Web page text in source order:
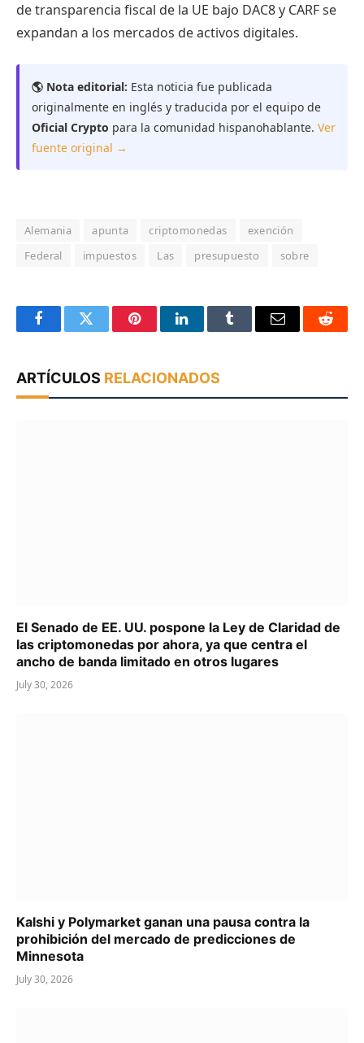
de transparencia fiscal de la UE bajo DAC8 y CARF se
expandan a los mercados de activos digitales.
🌎 Nota editorial: Esta noticia fue publicada
originalmente en inglés y traducida por el equipo de
Oficial Crypto para la comunidad hispanohablante. Ver
fuente original →
Alemania apunta criptomonedas
exención
Federal
impuestos Las presupuesto sobre
FacebookTwitter PinterestLinkedInTumblr Email Reddit
ARTÍCULOS RELACIONADOS
El Senado de EE. UU. pospone la Ley de Claridad de
las criptomonedas por ahora, ya que centra el
ancho de banda limitado en otros lugares
July 30, 2026
Kalshi y Polymarket ganan una pausa contra la
prohibición del mercado de predicciones de
Minnesota
July 30, 2026